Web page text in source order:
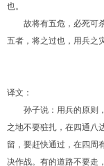
也。
故将有五危，必死可
五者，将之过也，用兵之
译文：
孙子说：用兵的原则
之地不要驻扎，在四通八
留，要赶快通过，在四周
决作战。有的道路不要走